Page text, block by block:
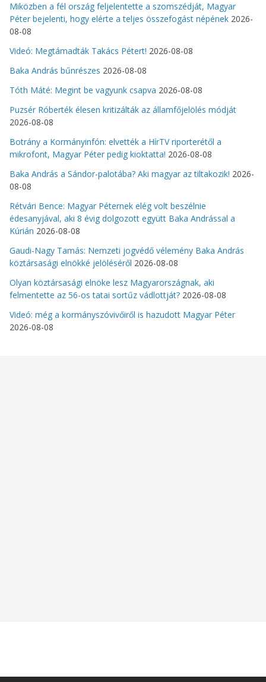
Miközben a fél ország feljelentette a szomszédját, Magyar
Péter bejelenti, hogy elérte a teljes összefogást népének 2026-
08-08
Videó: Megtámadták Takács Pétert! 2026-08-08
Baka András bűnrészes 2026-08-08
Tóth Máté: Megint be vagyunk csapva 2026-08-08
Puzsér Róberték élesen kritizálták az államfőjelölés módját
2026-08-08
Botrány a Kormányinfón: elvették a HírTV riporterétől a
mikrofont, Magyar Péter pedig kioktatta! 2026-08-08
Baka András a Sándor-palotába? Aki magyar az tiltakozik! 2026-
08-08
Rétvári Bence: Magyar Péternek elég volt beszélnie
édesanyjával, aki 8 évig dolgozott együtt Baka Andrással a
Kúrián 2026-08-08
Gaudi-Nagy Tamás: Nemzeti jogvédő vélemény Baka András
köztársasági elnökké jelöléséről 2026-08-08
Olyan köztársasági elnöke lesz Magyarországnak, aki
felmentette az 56-os tatai sortűz vádlottját? 2026-08-08
Videó: még a kormányszóvivőiről is hazudott Magyar Péter
2026-08-08